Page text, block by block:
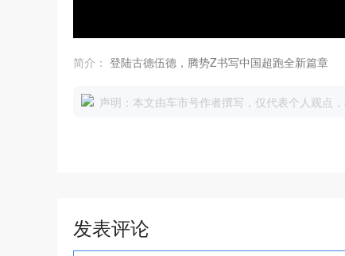
简介： 登陆古德伍德，腾势Z书写中国超跑全新篇章
声明：本文由车市号作者撰写，仅代表个人观点
发表评论